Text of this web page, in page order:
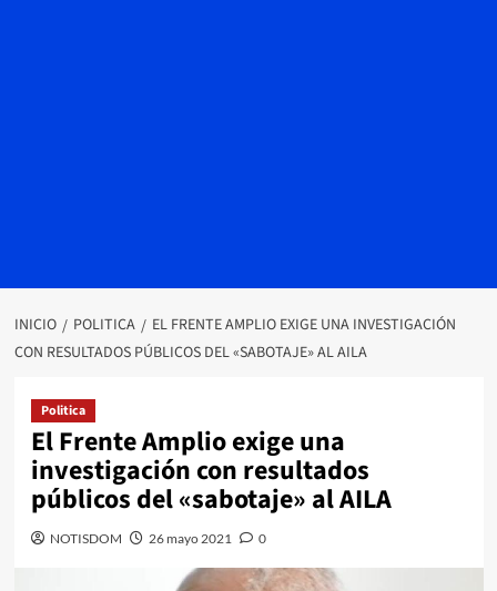
INICIO POLITICA
EL FRENTE AMPLIO EXIGE UNA INVESTIGACIÓN
CON RESULTADOS PÚBLICOS DEL «SABOTAJE» AL AILA
Politica
El Frente Amplio exige una
investigación con resultados
públicos del «sabotaje» al AILA
NOTISDOM 26 mayo 2021 0